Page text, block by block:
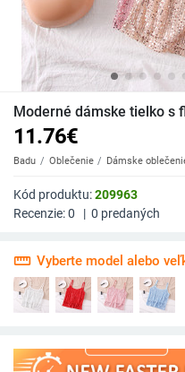
Moderné dámske tielko s
11.76€
Badu Oblečenie Dámske
Kód produktu:209963
Recenzie:0 | 0 predaných
straighten Vyberte model alebo